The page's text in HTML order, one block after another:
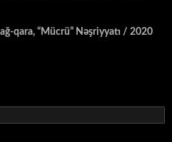
qara, “Mücrü” Nəşriyyatı / 2020